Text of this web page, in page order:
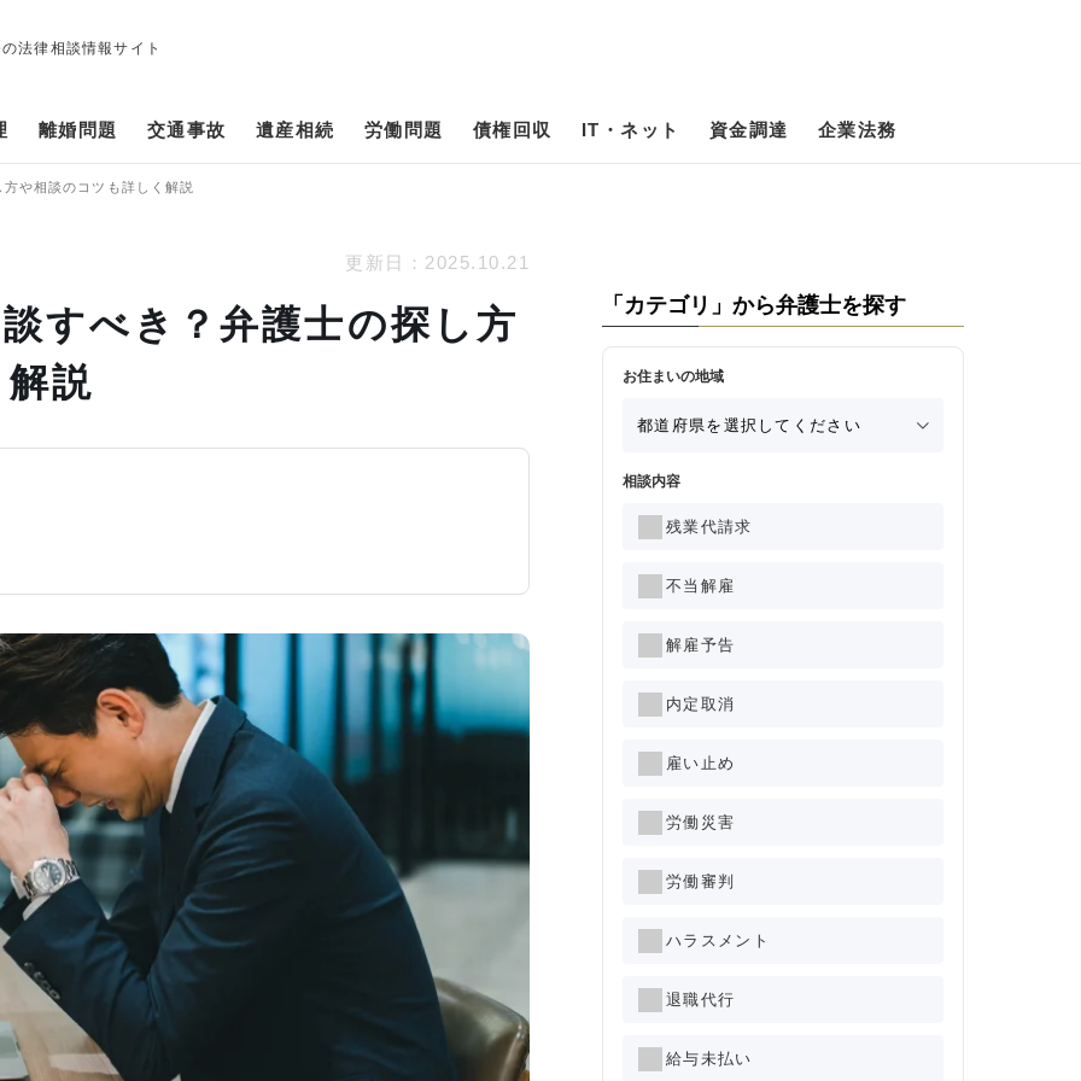
法律相談情報サイト
離婚問題 交通事故 遺産相続 労働問題 債権回収 IT・ネット 資金調達 企業法務
や相談のコツも詳しく解説
更新日： 2025.10.21
すべき？弁護士の探し方
説
「カテゴリ」から弁護士を探す
お住まいの地域
相談内容
残業代請求
不当解雇
解雇予告
内定取消
雇い止め
労働災害
労働審判
ハラスメント
退職代行
給与未払い